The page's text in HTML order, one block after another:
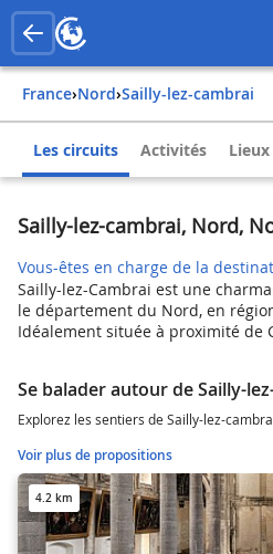
France› Nord› Sailly-lez-cambrai
Les circuits Activités
Sailly-lez-cambrai, Nord,
Vous-êtes en charge de la
Sailly-lez-Cambrai est une
le département du Nord, en
Idéalement située à proximité de
Se balader autour de Sailly-
Explorez les sentiers de Sailly-lez-
Voir plus de propositions
4.2 km